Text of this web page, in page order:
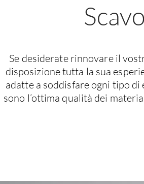
Se desiderate rinnovare il
disposizione tutta la sua
adatte a soddisfare ogni tipo di
sono l’ottima qualità dei